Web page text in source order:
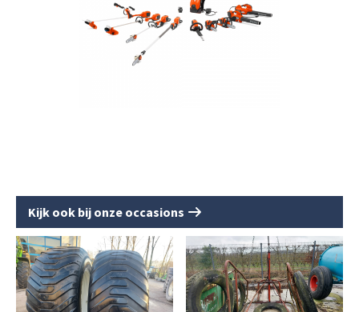
Kijk ook bij onze occasions